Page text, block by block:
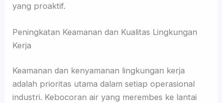
yang proaktif.
Peningkatan Keamanan dan Kualitas Lingkungan
Kerja
Keamanan dan kenyamanan lingkungan kerja
adalah prioritas utama dalam setiap operasional
industri. Kebocoran air yang merembes ke lantai